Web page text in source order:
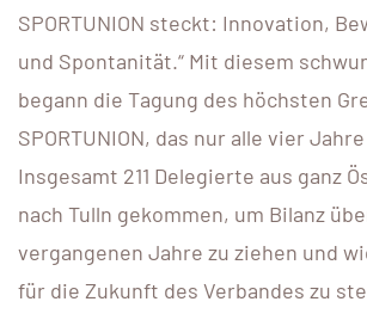
SPORTUNION steckt: Innovation,
und Spontanität.“ Mit diesem
begann die Tagung des höchsten
SPORTUNION, das nur alle vier
Insgesamt 211 Delegierte aus ganz
nach Tulln gekommen, um Bilanz
vergangenen Jahre zu ziehen und
für die Zukunft des Verbandes zu